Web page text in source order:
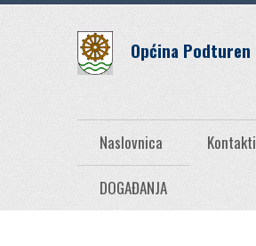
Općina Podturen
Naslovnica Kontakti
DOGAĐANJA